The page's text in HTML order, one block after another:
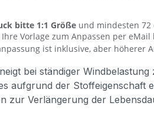
bitte 1:1 Größe und mindesten
Vorlage zum Anpassen per eMail
ist inklusive, aber höherer
bei ständiger
aufgrund der Stoffeigenschaft
zur Verlängerung der